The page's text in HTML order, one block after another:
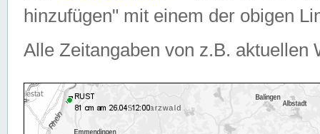
hinzufügen" mit einem der obigen
Alle Zeitangaben von z.B. aktuellen